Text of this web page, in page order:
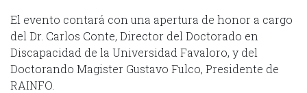
El evento contará con una apertura de honor a cargo
del Dr. Carlos Conte, Director del Doctorado en
Discapacidad de la Universidad Favaloro, y del
Doctorando Magister Gustavo Fulco, Presidente de
RAINFO.